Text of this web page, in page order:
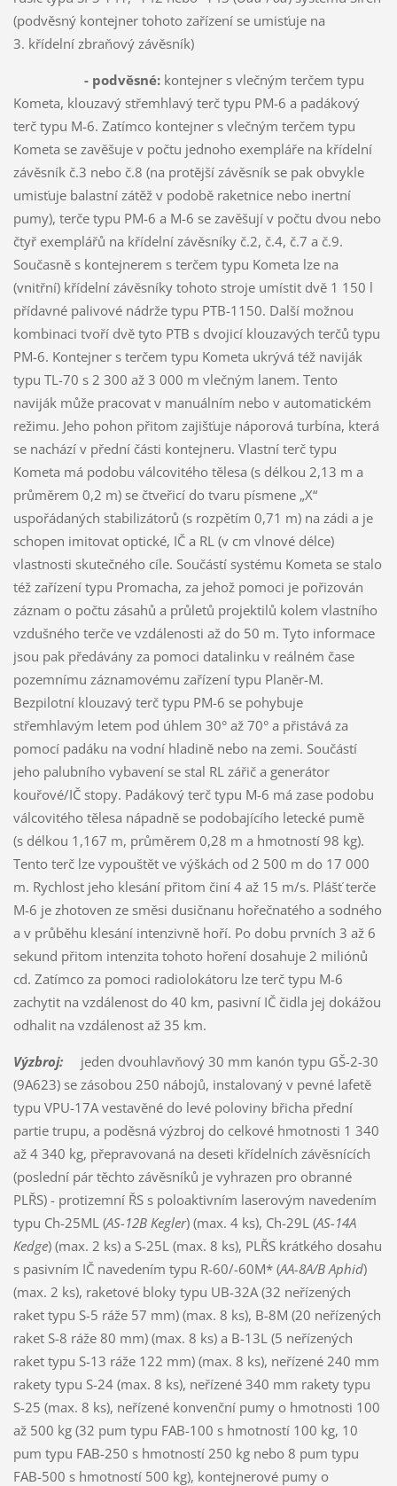
(podvěsný kontejner tohoto zařízení se umisťuje na
3. křídelní zbraňový závěsník)
-podvěsné:kontejner s vlečným terčem typu
Kometa, klouzavý střemhlavý terč typu PM-6 a padákový
terč typu M-6. Zatímco kontejner s vlečným terčem typu
Kometa se zavěšuje v počtu jednoho exempláře na křídelní
závěsník č.3 nebo č.8 (na protější závěsník se pak obvykle
umisťuje balastní zátěž v podobě raketnice nebo inertní
pumy), terče typu PM-6 a M-6 se zavěšují v počtu dvou nebo
čtyř exemplářů na křídelní závěsníky č.2, č.4, č.7 a č.9.
Současně s kontejnerem s terčem typu Kometa lze na
(vnitřní) křídelní závěsníky tohoto stroje umístit dvě 1 150 l
přídavné palivové nádrže typu PTB-1150. Další možnou
kombinaci tvoří dvě tyto PTB s dvojicí klouzavých terčů typu
PM-6. Kontejner s terčem typu Kometa ukrývá též naviják
typu TL-70 s 2 300 až 3 000 m vlečným lanem. Tento
naviják může pracovat v manuálním nebo v automatickém
režimu. Jeho pohon přitom zajišťuje náporová turbína, která
se nachází v přední části kontejneru. Vlastní terč typu
Kometa má podobu válcovitého tělesa (s délkou 2,13 m a
průměrem 0,2 m) se čtveřicí do tvaru písmene „X“
uspořádaných stabilizátorů (s rozpětím 0,71 m) na zádi a je
schopen imitovat optické, IČ a RL (v cm vlnové délce)
vlastnosti skutečného cíle. Součástí systému Kometa se stalo
též zařízení typu Promacha, za jehož pomoci je pořizován
záznam o počtu zásahů a průletů projektilů kolem vlastního
vzdušného terče ve vzdálenosti až do 50 m. Tyto informace
jsou pak předávány za pomoci datalinku v reálném čase
pozemnímu záznamovému zařízení typu Planěr-M.
Bezpilotní klouzavý terč typu PM-6 se pohybuje
střemhlavým letem pod úhlem 30° až 70° a přistává za
pomocí padáku na vodní hladině nebo na zemi. Součástí
jeho palubního vybavení se stal RL zářič a generátor
kouřové/IČ stopy. Padákový terč typu M-6 má zase podobu
válcovitého tělesa nápadně se podobajícího letecké pumě
(s délkou 1,167 m, průměrem 0,28 m a hmotností 98 kg).
Tento terč lze vypouštět ve výškách od 2 500 m do 17 000
m. Rychlost jeho klesání přitom činí 4 až 15 m/s. Plášť terče
M-6 je zhotoven ze směsi dusičnanu hořečnatého a sodného
a v průběhu klesání intenzivně hoří. Po dobu prvních 3 až 6
sekund přitom intenzita tohoto hoření dosahuje 2 miliónů
cd. Zatímco za pomoci radiolokátoru lze terč typu M-6
zachytit na vzdálenost do 40 km, pasivní IČ čidla jej dokážou
odhalit na vzdálenost až 35 km.
Výzbroj:jeden dvouhlavňový 30 mm kanón typu GŠ-2-30
(9A623) se zásobou 250 nábojů, instalovaný v pevné lafetě
typu VPU-17A vestavěné do levé poloviny břicha přední
partie trupu, a poděsná výzbroj do celkové hmotnosti 1 340
až 4 340 kg, přepravovaná na deseti křídelních závěsnících
(poslední pár těchto závěsníků je vyhrazen pro obranné
PLŘS) - protizemní ŘS s poloaktivním laserovým navedením
typu Ch-25ML (AS-12B Kegler) (max. 4 ks), Ch-29L (AS-14A
Kedge) (max. 2 ks) a S-25L (max. 8 ks), PLŘS krátkého dosahu
s pasivním IČ navedením typu R-60/-60M* (AA-8A/B Aphid)
(max. 2 ks), raketové bloky typu UB-32A (32 neřízených
raket typu S-5 ráže 57 mm) (max. 8 ks), B-8M (20 neřízených
raket S-8 ráže 80 mm) (max. 8 ks) a B-13L (5 neřízených
raket typu S-13 ráže 122 mm) (max. 8 ks), neřízené 240 mm
rakety typu S-24 (max. 8 ks), neřízené 340 mm rakety typu
S-25 (max. 8 ks), neřízené konvenční pumy o hmotnosti 100
až 500 kg (32 pum typu FAB-100 s hmotností 100 kg, 10
pum typu FAB-250 s hmotností 250 kg nebo 8 pum typu
FAB-500 s hmotností 500 kg), kontejnerové pumy o